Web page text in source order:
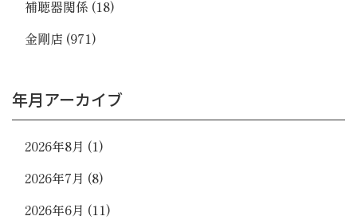
補聴器関係 (18)
金剛店 (971)
年月アーカイブ
2026年8月 (1)
2026年7月 (8)
2026年6月 (11)